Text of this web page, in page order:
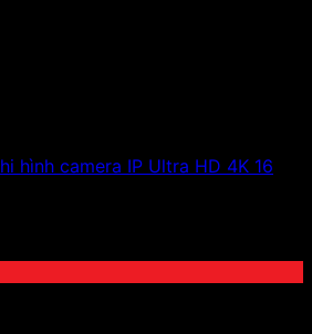
hình camera IP Ultra HD 4K 16